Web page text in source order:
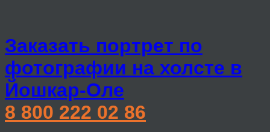
Заказать портрет по
фотографии на холсте в
Йошкар-Оле
8 800 222 02 86